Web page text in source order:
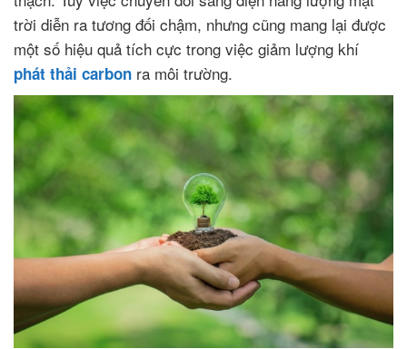
trời diễn ra tương đối chậm, nhưng cũng mang lại được
một số hiệu quả tích cực trong việc giảm lượng khí
phát thải carbon ra môi trường.